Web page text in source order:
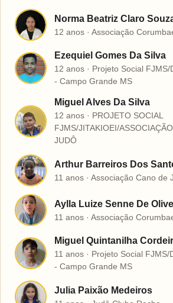
N Norma Beatriz Claro
12 anos · Associação
E
Ezequiel Gomes Da Silva
12 anos · Projeto Social FJMS/
- Campo Grande MS
M
Miguel Alves Da Silva
12 anos · PROJETO SOCIAL
FJMS/JITAKIOEI/
JUDÔ
A Arthur Barreiros Dos
11 anos · Associação Cano de
A Aylla Luize Senne De
11 anos · Associação
M
Miguel Quintanilha
11 anos · Projeto Social FJMS/
- Campo Grande MS
J Julia Paixão Medeiros